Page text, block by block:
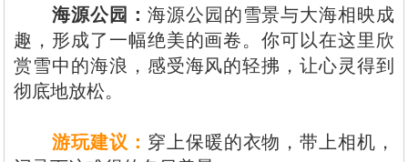
海源公园‌：海源公园的雪景与大海相映成
趣，形成了一幅绝美的画卷。你可以在这里欣
赏雪中的海浪，感受海风的轻拂，让心灵得到
彻底地放松。
游玩建议‌： 穿上保暖的衣物，带上相机，